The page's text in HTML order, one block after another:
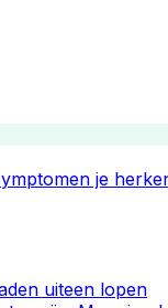
je
uiteen lopen